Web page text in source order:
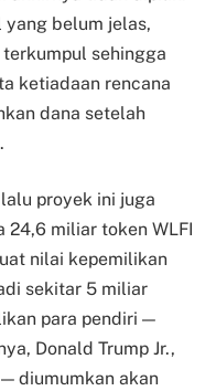
yang belum jelas,
sehingga
ketiadaan rencana
dana setelah
proyek ini juga
24,6 miliar token WLFI
nilai kepemilikan
sekitar 5 miliar
para pendiri —
Donald Trump Jr.,
diumumkan akan